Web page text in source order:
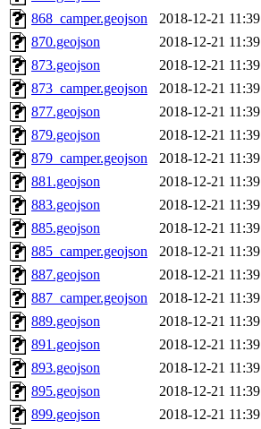
868_camper.geojson
2018-12-21 11:39
870.geojson
2018-12-21 11:39
873.geojson
2018-12-21 11:39
873_camper.geojson
2018-12-21 11:39
877.geojson
2018-12-21 11:39
879.geojson
2018-12-21 11:39
879_camper.geojson
2018-12-21 11:39
881.geojson
2018-12-21 11:39
883.geojson
2018-12-21 11:39
885.geojson
2018-12-21 11:39
885_camper.geojson
2018-12-21 11:39
887.geojson
2018-12-21 11:39
887_camper.geojson
2018-12-21 11:39
889.geojson
2018-12-21 11:39
891.geojson
2018-12-21 11:39
893.geojson
2018-12-21 11:39
895.geojson
2018-12-21 11:39
899.geojson
2018-12-21 11:39